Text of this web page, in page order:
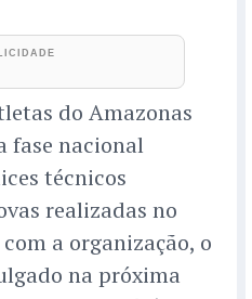
do Amazonas
fase nacional
técnicos
realizadas no
a organização, o
na próxima